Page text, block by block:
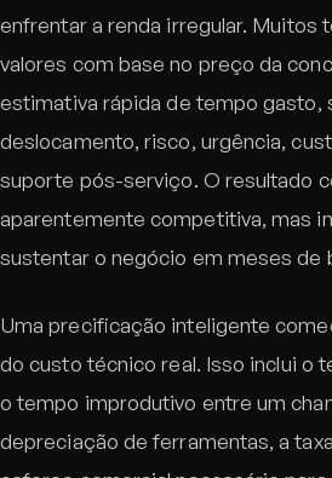
enfrentar a renda irregular. Muitos
valores com base no preço da
estimativa rápida de tempo gasto,
deslocamento, risco, urgência,
suporte pós-serviço. O resultado
aparentemente competitiva, mas
sustentar o negócio em meses de
Uma precificação inteligente
do custo técnico real. Isso inclui o
o tempo improdutivo entre um
depreciação de ferramentas, a